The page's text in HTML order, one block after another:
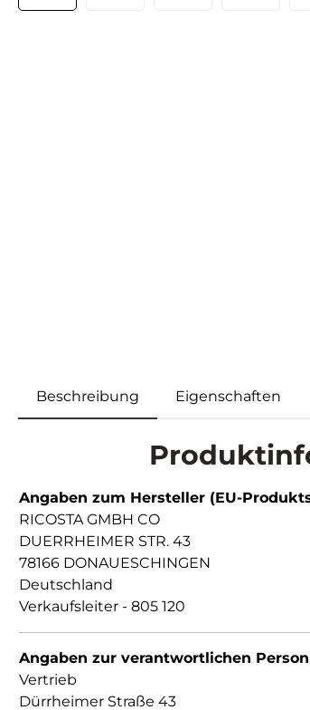
Beschreibung Eigenschaften
Angaben zum Hersteller (EU-
RICOSTA GMBH CO
DUERRHEIMER STR. 43
78166 DONAUESCHINGEN
Deutschland
Verkaufsleiter - 805 120
Angaben zur verantwortlichen
Vertrieb
Dürrheimer Straße 43